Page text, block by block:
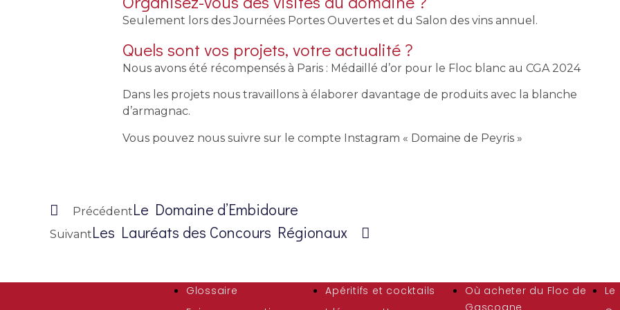
Seulement lors des Journées Portes Ouvertes et du Salon des vins annuel.
Quels sont vos projets, votre actualité ?
Nous avons été récompensés à Paris : Médaillé d’or pour le Floc blanc au CGA 2024
Dans les projets nous travaillons à élaborer davantage de produits avec la blanche
d’armagnac.
Vous pouvez nous suivre sur le compte Instagram « Domaine de Peyris »
PrécédentLe Domaine d’Embidoure
SuivantLes Lauréats des Concours Régionaux
Glossaire
Apéritifs et cocktails
Où acheter du Floc de
Gascogne
Le